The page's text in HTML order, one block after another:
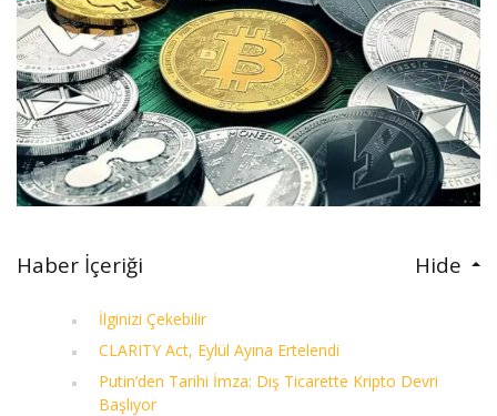
Haber İçeriği Hide
İlginizi Çekebilir
CLARITY Act, Eylül Ayına Ertelendi
Putin’den Tarihi İmza: Dış Ticarette Kripto Devri
Başlıyor